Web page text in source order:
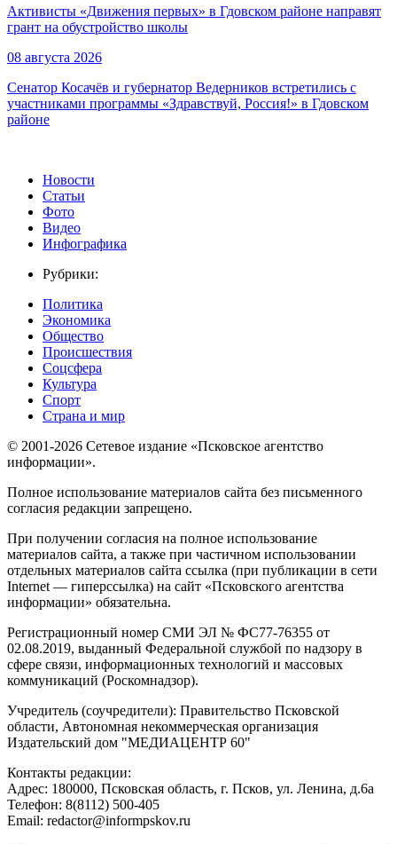
Активисты «Движения первых» в Гдовском районе направят
грант на обустройство школы
08 августа 2026
Сенатор Косачёв и губернатор Ведерников встретились с
участниками программы «Здравствуй, Россия!» в Гдовском
районе
Новости
Статьи
Фото
Видео
Инфографика
Рубрики:
Политика
Экономика
Общество
Происшествия
Соцсфера
Культура
Спорт
Страна и мир
© 2001-2026 Сетевое издание «Псковское агентство
информации».
Полное использование материалов сайта без письменного
согласия редакции запрещено.
При получении согласия на полное использование
материалов сайта, а также при частичном использовании
отдельных материалов сайта ссылка (при публикации в сети
Internet — гиперссылка) на сайт «Псковского агентства
информации» обязательна.
Регистрационный номер СМИ ЭЛ № ФС77-76355 от
02.08.2019, выданный Федеральной службой по надзору в
сфере связи, информационных технологий и массовых
коммуникаций (Роскомнадзор).
Учредитель (соучредители): Правительство Псковской
области, Автономная некоммерческая организация
Издательский дом "МЕДИАЦЕНТР 60"
Контакты редакции:
Адреc: 180000, Псковская область, г. Псков, ул. Ленина, д.6а
Телефон: 8(8112) 500-405
Email: redactor@informpskov.ru